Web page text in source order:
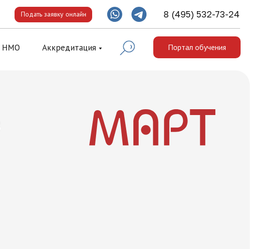
8 (495) 532-73-24
Подать заявку онлайн
НМО Аккредитация Портал обучения